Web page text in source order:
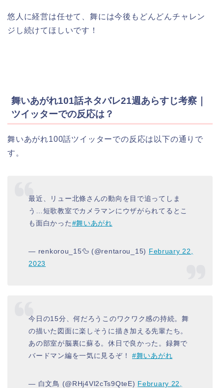
悠人に経営は任せて、舞には今後もどんどんチャレン
ジし続けてほしいです！
舞いあがれ101話ネタバレ21週あらすじ考察｜
ツイッターでの反応は？
舞いあがれ100話ツイッターでの反応は以下の通りで
す。
最近、リュー北條さんの動向を目で追ってしま
う…短歌教室でカメラマンにウザがられてるとこ
も面白かった#舞いあがれ
— renkorou_15🦆 (@rentarou_15) February 22,
2023
今日の15分、何だろうこのワクワク感の持続。舞
の描いた図面に楽しそうに描き加える先輩たち。
あの部室が脳裏に蘇る。休日で良かった。録舞で
バードマン編を一気に見るぞ！ #舞いあがれ
— 白文鳥 (@RHj4Vl2cTs9QteE) February 22,